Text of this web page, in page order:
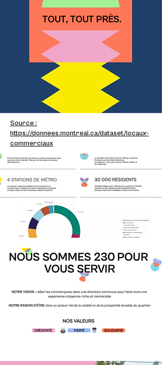
TOUT, TOUT PRÈS.
Source :
https://donnees.montreal.ca/dataset/locaux-
commerciaux